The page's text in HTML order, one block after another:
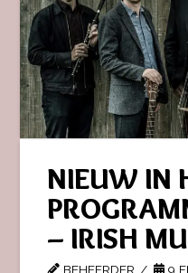
NIEUW IN
– IRISH
BEHEERDER
9